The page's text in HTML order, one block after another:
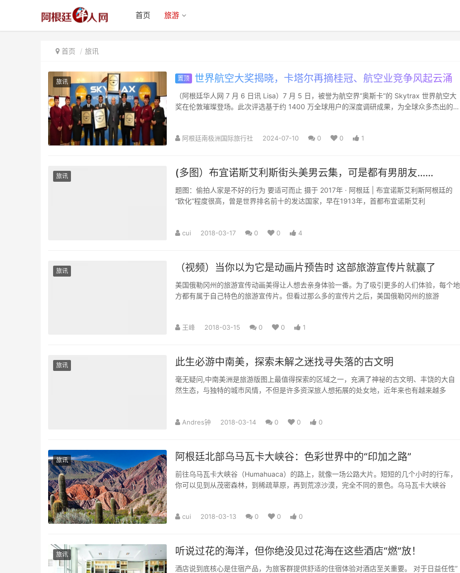
首页 旅游
首页 旅讯
旅讯 置顶 世界航空大奖揭晓，卡塔尔再摘桂冠、航空业竞争风起云涌
（阿根廷华人网 7 月 6 日讯 Lisa）7 月 5 日，被誉为航空界“奥斯卡”的 Skytrax 世界航空大
奖在伦敦璀璨登场。此次评选基于约 1400 万全球用户的深度调研成果，为全球众多杰出的
阿根廷南极洲国际旅行社 2024-07-10 0 0 1
旅讯 (多图）布宜诺斯艾利斯街头美男云集，可是都有男朋友……
题图：偷拍人家是不好的行为 要适可而止 摄于 2017年 · 阿根廷 | 布宜诺斯艾利斯阿根廷的
“欧化”程度很高，曾是世界排名前十的发达国家，早在1913年，首都布宜诺斯艾利
cui 2018-03-17 0 0 4
旅讯 （视频）当你以为它是动画片预告时 这部旅游宣传片就赢了
美国俄勒冈州的旅游宣传动画美得让人想去亲身体验一番。为了吸引更多的人们体验，每个地
方都有属于自己特色的旅游宣传片。但看过那么多的宣传片之后，美国俄勒冈州的旅游
王峰 2018-03-15 0 0 1
旅讯 此生必游中南美，探索未解之迷找寻失落的古文明
毫无疑问,中南美洲是旅游版图上最值得探索的区域之一，充满了神祕的古文明、丰饶的大自
然生态，与独特的城巿风情，不但是许多资深旅人想拓展的处女地，近年来也有越来越多
Andres钟 2018-03-14 0 0 0
旅讯 阿根廷北部乌马瓦卡大峡谷：色彩世界中的“印加之路”
前往乌马瓦卡大峡谷（Humahuaca）的路上，就像一场公路大片。短短的几个小时的行车，
你可以见到从茂密森林，到稀疏草原，再到荒凉沙漠，完全不同的景色。乌马瓦卡大峡谷
cui 2018-03-13 0 0 0
旅讯 听说过花的海洋，但你绝没见过花海在这些酒店“燃”放！
酒店说到底核心是住宿产品，为旅客群提供舒适的住宿体验对酒店至关重要。 对于日益任性”